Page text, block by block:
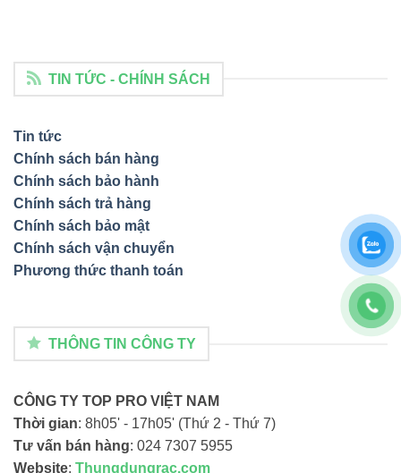
TIN TỨC - CHÍNH SÁCH
Tin tức
Chính sách bán hàng
Chính sách bảo hành
Chính sách trả hàng
Chính sách bảo mật
Chính sách vận chuyển
Phương thức thanh toán
THÔNG TIN CÔNG TY
CÔNG TY TOP PRO VIỆT NAM
Thời gian: 8h05' - 17h05' (Thứ 2 - Thứ 7)
Tư vấn bán hàng: 024 7307 5955
Website: Thungdungrac.com